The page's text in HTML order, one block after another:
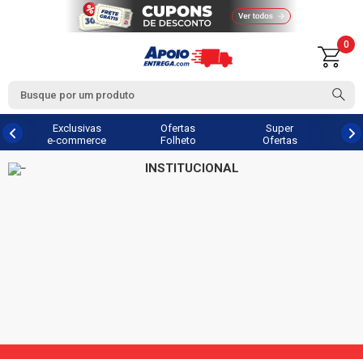
0
Exclusivas
e-commerce
Ofertas
Folheto
Super
Ofertas
INSTITUCIONAL